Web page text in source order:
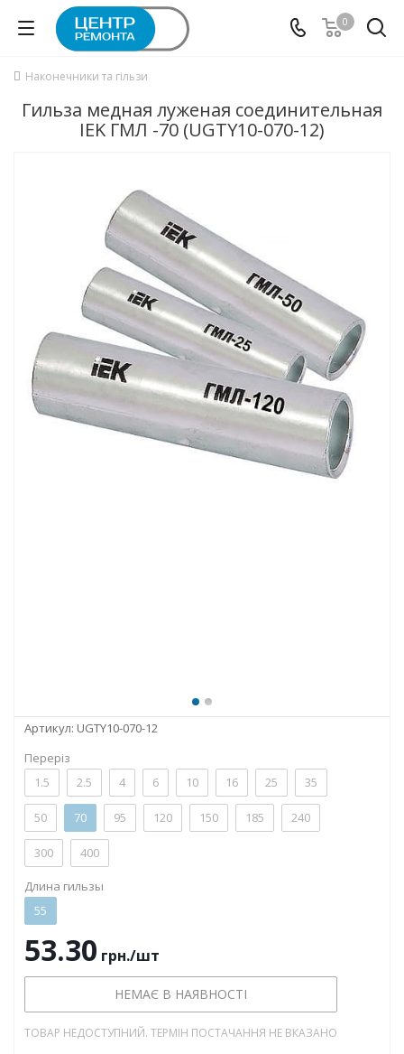
0
Наконечники та гільзи
Гильза медная луженая соединительная
IEK ГМЛ -70 (UGTY10-070-12)
Артикул: UGTY10-070-12
Переріз
1.5
2.5 4 6 10 16 25 35
50 70 95 120 150 185 240
300 400
Длина гильзы
55
53.30 грн./шт
НЕМАЄ В НАЯВНОСТІ
ТОВАР НЕДОСТУПНИЙ. ТЕРМІН ПОСТАЧАННЯ НЕ ВКАЗАНО